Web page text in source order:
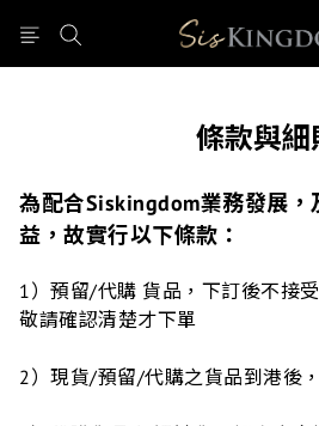
條款與細
為配合Siskingdom業務發展，
益，故實行以下條款：
1）預留/代購 貨品，下訂後不接
敬請確認清楚才下單
2）現貨/預留/代購之貨品到港後